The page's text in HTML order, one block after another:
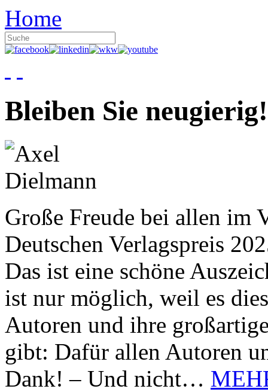
Home
Bleiben Sie neugierig!
Große Freude bei allen im
Deutschen Verlagspreis
Das ist eine schöne
ist nur möglich, weil es
Autoren und ihre
gibt: Dafür allen Autoren
Dank! – Und nicht…